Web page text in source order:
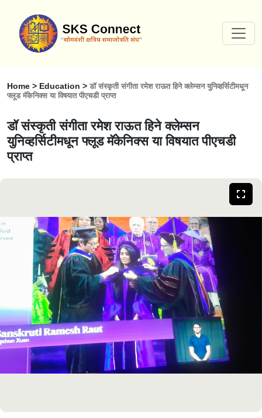
Home > Education > डॉ संस्कृती संगीता रमेश राऊत हिने क्लेम्सन युनिव्हर्सिटीमधून
फ्लूड मॅकेनिक्स या विषयात पीएचडी प्राप्त
डॉ संस्कृती संगीता रमेश राऊत हिने क्लेम्सन
युनिव्हर्सिटीमधून फ्लूड मॅकेनिक्स या विषयात पीएचडी
प्राप्त